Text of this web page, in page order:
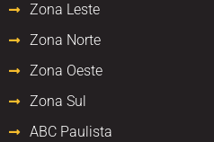
Zona Leste
Zona Norte
Zona Oeste
Zona Sul
ABC Paulista